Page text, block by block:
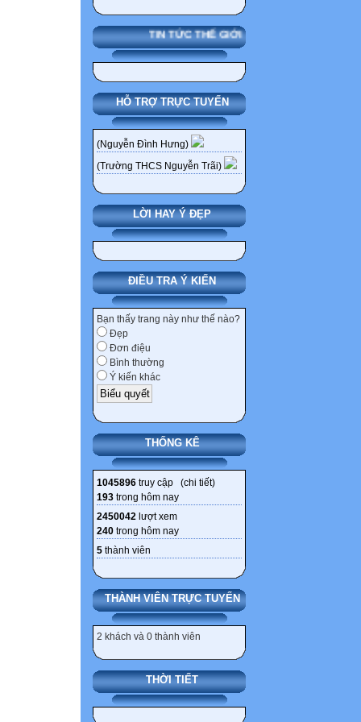
TIN TỨC THẾ GIỚI
HỖ TRỢ TRỰC TUYẾN
(Nguyễn Đình Hưng)
(Trường THCS Nguyễn Trãi)
LỜI HAY Ý ĐẸP
ĐIỀU TRA Ý KIẾN
Bạn thấy trang này như thế nào?
Đẹp
Đơn điệu
Bình thường
Ý kiến khác
THỐNG KÊ
1045896 truy cập (chi tiết)
193 trong hôm nay
2450042 lượt xem
240 trong hôm nay
5 thành viên
THÀNH VIÊN TRỰC TUYẾN
2 khách và 0 thành viên
THỜI TIẾT